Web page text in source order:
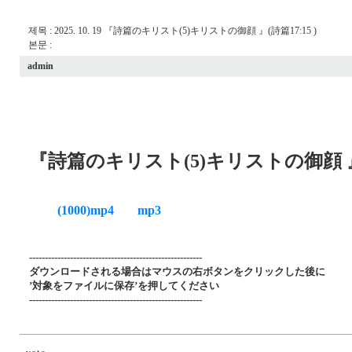
제목 : 2025. 10. 19 『詩篇のキリスト(5)キリストの御顔 』(詩篇17:15 )
본문 :
admin
『詩篇のキリスト(5)キリストの御顔
(1000)mp4 mp3
-------------------------------------------------------
ダウンロードされる場合はマウスの右ボタンをクリックした後に
’対象をファイルに保存’を押してください
-------------------------------------------------------